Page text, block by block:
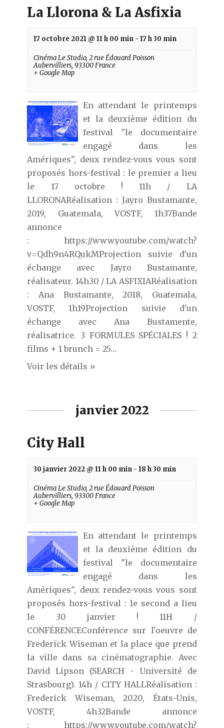
La Llorona & La Asfixia
17 octobre 2021 @ 11 h 00 min -17 h 30 min
Cinéma Le Studio,2 rue Édouard Poisson
Aubervilliers, 93300 France
+ Google Map
En attendant le printemps
et la deuxième édition du
festival "le documentaire
engagé dans les
Amériques", deux rendez-vous vous sont
proposés hors-festival : le premier a lieu
le 17 octobre ! 11h / LA
LLORONARéalisation : Jayro Bustamante,
2019, Guatemala, VOSTF, 1h37Bande
annonce
: https://www.youtube.com/watch?
v=Qdh9n4RQukMProjection suivie d'un
échange avec Jayro Bustamante,
réalisateur. 14h30 / LA ASFIXIARéalisation
: Ana Bustamante, 2018, Guatemala,
VOSTF, 1h19Projection suivie d'un
échange avec Ana Bustamente,
réalisatrice. 3 FORMULES SPÉCIALES ! 2
films + 1 brunch = 25…
Voir les détails »
janvier 2022
City Hall
30 janvier 2022 @ 11 h 00 min -18 h 30 min
Cinéma Le Studio,2 rue Édouard Poisson
Aubervilliers, 93300 France
+ Google Map
En attendant le printemps
et la deuxième édition du
festival "le documentaire
engagé dans les
Amériques", deux rendez-vous vous sont
proposés hors-festival : le second a lieu
le 30 janvier ! 11H /
CONFÉRENCEConférence sur l'oeuvre de
Frederick Wiseman et la place que prend
la ville dans sa cinématographie. Avec
David Lipson (SEARCH - Université de
Strasbourg). 14h / CITY HALLRéalisation :
Frederick Wiseman, 2020, États-Unis,
VOSTF, 4h32Bande annonce
: https://www.youtube.com/watch?